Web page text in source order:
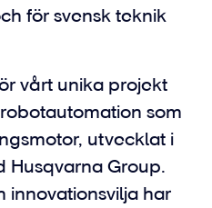
för svensk teknik
vårt unika projekt
som
utvecklat i
Husqvarna Group.
innovationsvilja har